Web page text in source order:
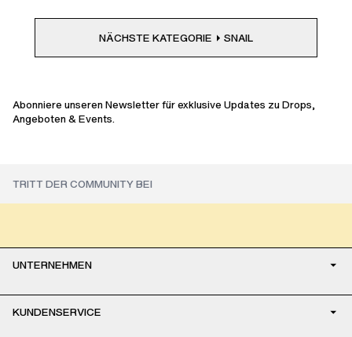
NÄCHSTE KATEGORIE SNAIL
Abonniere unseren Newsletter für exklusive Updates zu Drops,
Angeboten & Events.
UNTERNEHMEN
KUNDENSERVICE